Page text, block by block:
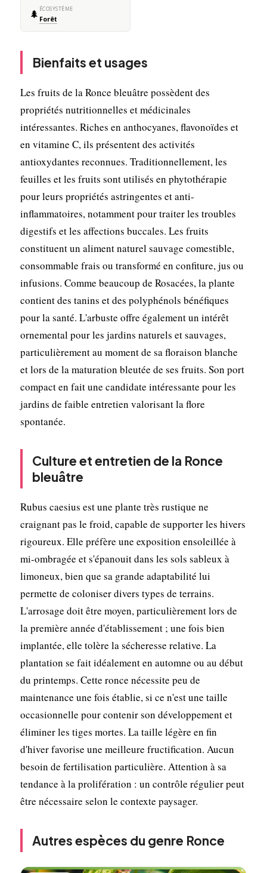
🌲 ÉCOSYSTÈME
Forêt
Bienfaits et usages
Les fruits de la Ronce bleuâtre possèdent des
propriétés nutritionnelles et médicinales
intéressantes. Riches en anthocyanes, flavonoïdes et
en vitamine C, ils présentent des activités
antioxydantes reconnues. Traditionnellement, les
feuilles et les fruits sont utilisés en phytothérapie
pour leurs propriétés astringentes et anti-
inflammatoires, notamment pour traiter les troubles
digestifs et les affections buccales. Les fruits
constituent un aliment naturel sauvage comestible,
consommable frais ou transformé en confiture, jus ou
infusions. Comme beaucoup de Rosacées, la plante
contient des tanins et des polyphénols bénéfiques
pour la santé. L'arbuste offre également un intérêt
ornemental pour les jardins naturels et sauvages,
particulièrement au moment de sa floraison blanche
et lors de la maturation bleutée de ses fruits. Son port
compact en fait une candidate intéressante pour les
jardins de faible entretien valorisant la flore
spontanée.
Culture et entretien de la Ronce
bleuâtre
Rubus caesius est une plante très rustique ne
craignant pas le froid, capable de supporter les hivers
rigoureux. Elle préfère une exposition ensoleillée à
mi-ombragée et s'épanouit dans les sols sableux à
limoneux, bien que sa grande adaptabilité lui
permette de coloniser divers types de terrains.
L'arrosage doit être moyen, particulièrement lors de
la première année d'établissement ; une fois bien
implantée, elle tolère la sécheresse relative. La
plantation se fait idéalement en automne ou au début
du printemps. Cette ronce nécessite peu de
maintenance une fois établie, si ce n'est une taille
occasionnelle pour contenir son développement et
éliminer les tiges mortes. La taille légère en fin
d'hiver favorise une meilleure fructification. Aucun
besoin de fertilisation particulière. Attention à sa
tendance à la prolifération : un contrôle régulier peut
être nécessaire selon le contexte paysager.
Autres espèces du genre Ronce